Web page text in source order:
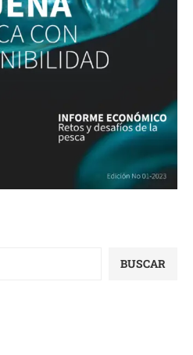
BUSCAR